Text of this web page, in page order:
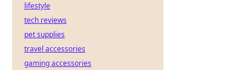
lifestyle
tech reviews
pet supplies
travel accessories
gaming accessories